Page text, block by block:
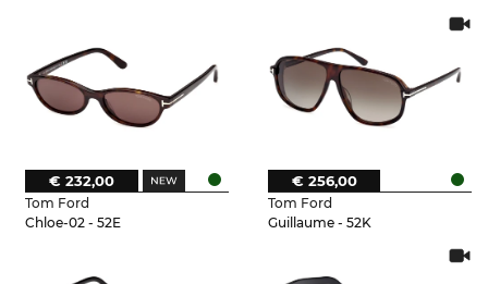
Tom Ford
Chloe-02 - 52E
€ 232,00
Tom Ford
Guillaume - 52K
€ 256,00